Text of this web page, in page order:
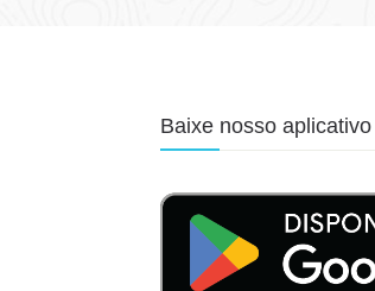
Baixe nosso aplicativo